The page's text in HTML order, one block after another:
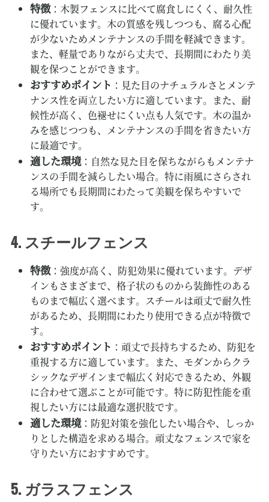
特徴：木製フェンスに比べて腐食しにくく、耐久性
に優れています。木の質感を残しつつも、腐る心配
が少ないためメンテナンスの手間を軽減できます。
また、軽量でありながら丈夫で、長期間にわたり美
観を保つことができます。
おすすめポイント ：見た目のナチュラルさとメンテ
ナンス性を両立したい方に適しています。また、耐
候性が高く、色褪せにくい点も人気です。木の温か
みを感じつつも、メンテナンスの手間を省きたい方
に最適です。
適した環境：自然な見た目を保ちながらもメンテナ
ンスの手間を減らしたい場合。特に雨風にさらされ
る場所でも長期間にわたって美観を保ちやすいで
す。
4. スチールフェンス
特徴：強度が高く、防犯効果に優れています。デザ
インもさまざまで、格子状のものから装飾性のある
ものまで幅広く選べます。スチールは頑丈で耐久性
があるため、長期間にわたり使用できる点が特徴で
す。
おすすめポイント ：頑丈で長持ちするため、防犯を
重視する方に適しています。また、モダンからクラ
シックなデザインまで幅広く対応できるため、外観
に合わせて選ぶことが可能です。特に防犯性能を重
視したい方には最適な選択肢です。
適した環境：防犯対策を強化したい場合や、しっか
りとした構造を求める場合。頑丈なフェンスで家を
守りたい方におすすめです。
5. ガラスフェンス